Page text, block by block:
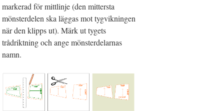
markerad för mittlinje (den mittersta
mönsterdelen ska läggas mot tygvikningen
när den klipps ut). Märk ut tygets
trådriktning och ange mönsterdelarnas
namn.